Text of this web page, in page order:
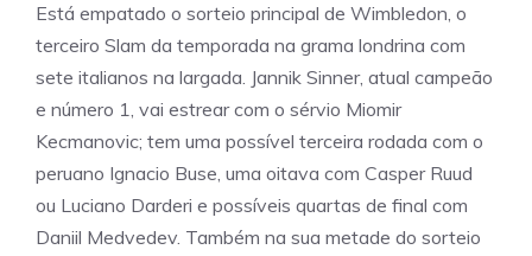
Está empatado o sorteio principal de Wimbledon, o
terceiro Slam da temporada na grama londrina com
sete italianos na largada. Jannik Sinner, atual campeão
e número 1, vai estrear com o sérvio Miomir
Kecmanovic; tem uma possível terceira rodada com o
peruano Ignacio Buse, uma oitava com Casper Ruud
ou Luciano Darderi e possíveis quartas de final com
Daniil Medvedev. Também na sua metade do sorteio